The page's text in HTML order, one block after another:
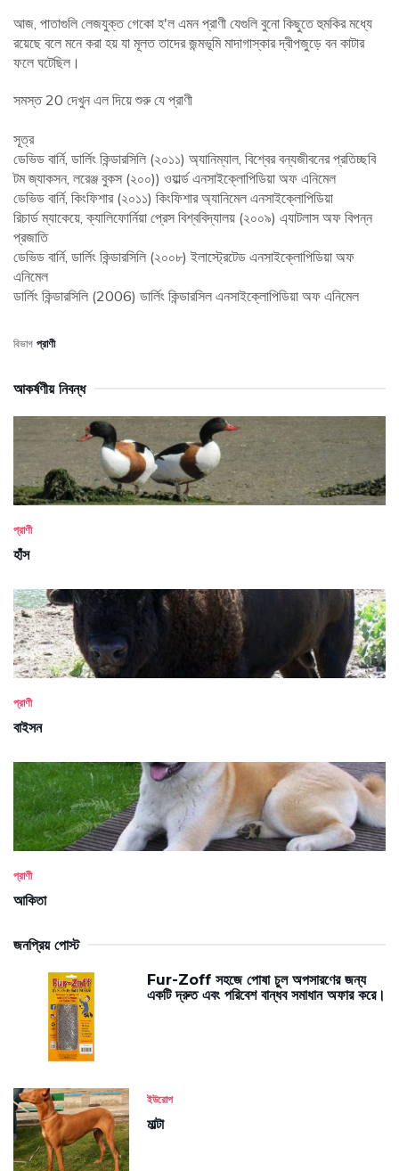
আজ, পাতাগুলি লেজযুক্ত গেকো হ'ল এমন প্রাণী যেগুলি বুনো কিছুতে হুমকির মধ্যে
রয়েছে বলে মনে করা হয় যা মূলত তাদের জন্মভূমি মাদাগাস্কার দ্বীপজুড়ে বন কাটার
ফলে ঘটেছিল।
সমস্ত 20 দেখুন এল দিয়ে শুরু যে প্রাণী
সূত্র
ডেভিড বার্নি, ডার্লিং কিন্ডারসিলি (২০১১) অ্যানিম্যাল, বিশ্বের বন্যজীবনের প্রতিচ্ছবি
টম জ্যাকসন, লরেঞ্জ বুকস (২০০)) ওয়ার্ল্ড এনসাইক্লোপিডিয়া অফ এনিমেল
ডেভিড বার্নি, কিংফিশার (২০১১) কিংফিশার অ্যানিমেল এনসাইক্লোপিডিয়া
রিচার্ড ম্যাকেয়ে, ক্যালিফোর্নিয়া প্রেস বিশ্ববিদ্যালয় (২০০৯) এ্যাটলাস অফ বিপন্ন
প্রজাতি
ডেভিড বার্নি, ডার্লিং কিন্ডারসিলি (২০০৮) ইলাস্ট্রেটেড এনসাইক্লোপিডিয়া অফ
এনিমেল
ডার্লিং কিন্ডারসিলি (2006) ডার্লিং কিন্ডারসিল এনসাইক্লোপিডিয়া অফ এনিমেল
বিভাগ প্রাণী
আকর্ষণীয় নিবন্ধ
প্রাণী
হাঁস
প্রাণী
বাইসন
প্রাণী
আকিতা
জনপ্রিয় পোস্ট
Fur-Zoff সহজে পোষা চুল অপসারণের জন্য
একটি দ্রুত এবং পরিবেশ বান্ধব সমাধান অফার করে।
ইউরোপ
মাল্টা